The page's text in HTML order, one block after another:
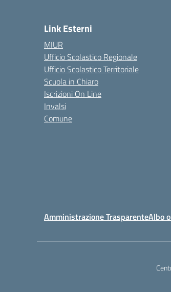
Link Esterni
MIUR
Ufficio Scolastico Regionale
Ufficio Scolastico Territoriale
Scuola in Chiaro
Iscrizioni On Line
Invalsi
Comune
Amministrazione TrasparenteAlbo